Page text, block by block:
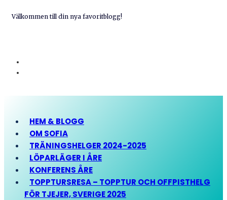
Välkommen till din nya favoritblogg!
HEM & BLOGG
OM SOFIA
TRÄNINGSHELGER 2024-2025
LÖPARLÄGER I ÅRE
KONFERENS ÅRE
TOPPTURSRESA – TOPPTUR OCH OFFPISTHELG
FÖR TJEJER, SVERIGE 2025